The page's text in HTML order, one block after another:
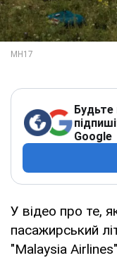
Будьте
Google
У відео про те,
пасажирський
"Malaysia